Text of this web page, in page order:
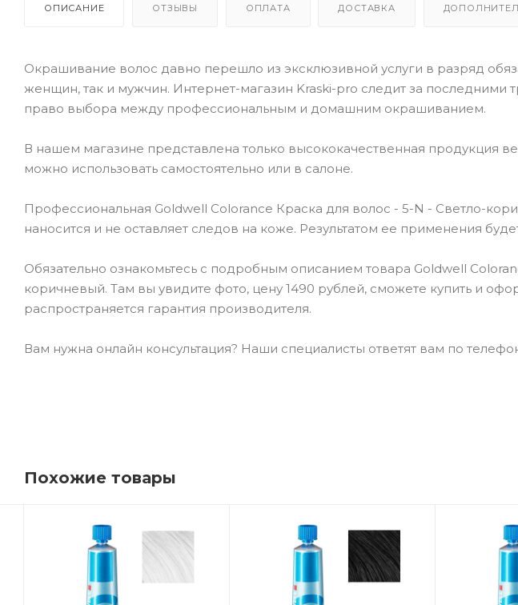
ОПИСАНИЕ ОТЗЫВЫ ОПЛАТА ДОСТАВКА
Окрашивание волос давно перешло из эксклюзивной услуги в разряд
женщин, так и мужчин. Интернет-магазин Kraski-pro следит за последними
право выбора между профессиональным и домашним окрашиванием.
В нашем магазине представлена только высококачественная продукция
можно использовать самостоятельно или в салоне.
Профессиональная Goldwell Colorance Краска для волос - 5-N - Светло-
наносится и не оставляет следов на коже. Результатом ее применения
Обязательно ознакомьтесь с подробным описанием товара Goldwell
коричневый. Там вы увидите фото, цену 1490 рублей, сможете купить и
распространяется гарантия производителя.
Вам нужна онлайн консультация? Наши специалисты ответят вам по
Похожие товары